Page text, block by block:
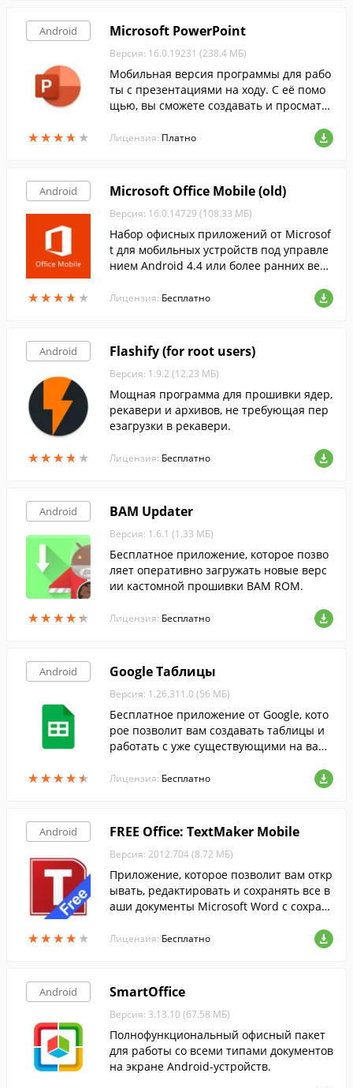
Android
★★★★ ★
★★★★ ★
Microsoft PowerPoint
Версия: 16.0.19231 (238.4 МБ)
Мобильная версия программы для рабо
ты с презентациями на ходу. С её помо
щью, вы сможете создавать и просматр
артфона или планшета на Android.
Лицензия: Платно
Android
★★★★ ★
★★★★ ★
Microsoft Office Mobile (old)
Версия: 16.0.14729 (108.33 МБ)
Набор офисных приложений от Microsof
t для мобильных устройств под управле
нием Android 4.4 или более ранних верс
Лицензия: Бесплатно
Android
★★★★ ★
★★★★ ★
Flashify (for root users)
Версия: 1.9.2 (12.23 МБ)
Мощная программа для прошивки ядер,
рекавери и архивов, не требующая пер
езагрузки в рекавери.
Лицензия: Бесплатно
Android
★★★★★
★★★★★
BAM Updater
Версия: 1.6.1 (1.33 МБ)
Бесплатное приложение, которое позво
ляет оперативно загружать новые верс
ии кастомной прошивки BAM ROM.
Лицензия: Бесплатно
Android
★★★★★
★★★★★
Google Таблицы
Версия: 1.26.311.0 (56 МБ)
Бесплатное приложение от Google, кото
рое позволит вам создавать таблицы и
работать с уже существующими на ваш
Лицензия: Бесплатно
Android
★★★★ ★
★★★★ ★
FREE Office: TextMaker Mobile
Версия: 2012.704 (8.72 МБ)
Приложение, которое позволит вам откр
ывать, редактировать и сохранять все в
аши документы Microsoft Word с сохран
ания.
Лицензия: Бесплатно
Android SmartOffice
Версия: 3.13.10 (67.58 МБ)
Полнофункциональный офисный пакет
для работы со всеми типами документов
на экране Android-устройств.